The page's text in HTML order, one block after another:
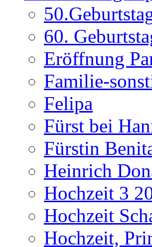
60.
Eröffnung
Familie-
Felipa
Fürst bei
Fürstin
Heinrich
Hochzeit 3
Hochzeit
Hochzeit,